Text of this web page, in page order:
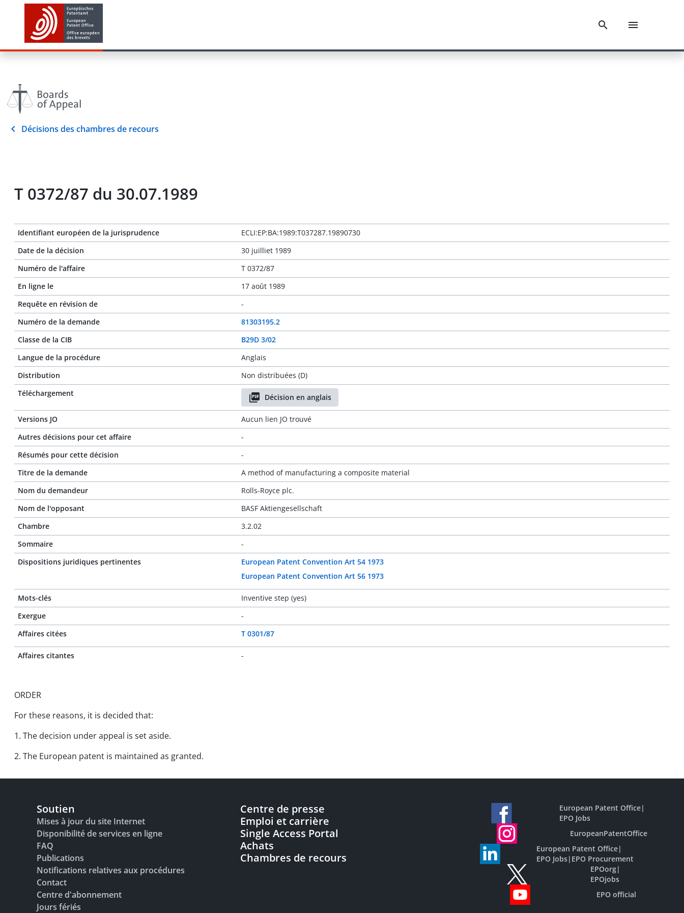
Décisions des chambres de recours
T 0372/87 du 30.07.1989
Identifiant européen de la jurisprudence
ECLI:EP:BA:1989:T037287.19890730
Date de la décision
30 juilliet 1989
Numéro de l'affaire
T 0372/87
En ligne le
17 août 1989
Requête en révision de
-
Numéro de la demande
81303195.2
Classe de la CIB
B29D 3/02
Langue de la procédure
Anglais
Distribution
Non distribuées (D)
Téléchargement
Décision en anglais
Versions JO
Aucun lien JO trouvé
Autres décisions pour cet affaire
-
Résumés pour cette décision
-
Titre de la demande
A method of manufacturing a composite material
Nom du demandeur
Rolls-Royce plc.
Nom de l'opposant
BASF Aktiengesellschaft
Chambre
3.2.02
Sommaire
-
Dispositions juridiques pertinentes
European Patent Convention Art 54 1973
European Patent Convention Art 56 1973
Mots-clés
Inventive step (yes)
Exergue
-
Affaires citées
T 0301/87
Affaires citantes -
ORDER
For these reasons, it is decided that:
1. The decision under appeal is set aside.
2. The European patent is maintained as granted.
Soutien
Mises à jour du site Internet
Disponibilité de services en ligne
FAQ
Publications
Notifications relatives aux procédures
Contact
Centre d'abonnement
Jours fériés
Centre de presse
Emploi et carrière
Single Access Portal
Achats
Chambres de recours
European Patent Office|
EPO Jobs
EuropeanPatentOffice
European Patent Office|
EPO Jobs| EPO Procurement
EPOorg|
EPOjobs
EPO official